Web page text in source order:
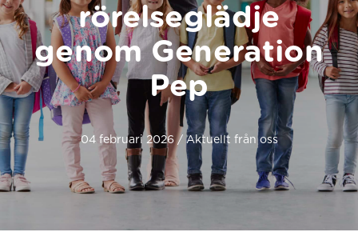
rörelseglädje
genom Generation
Pep
04 februari 2026 / Aktuellt från oss